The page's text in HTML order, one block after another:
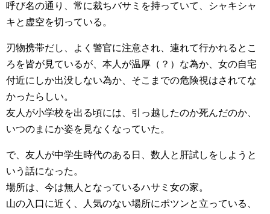
呼び名の通り、常に裁ちバサミを持っていて、シャキシャ
キと虚空を切っている。
刃物携帯だし、よく警官に注意され、連れて行かれるとこ
ろを皆が見ているが、本人が温厚（？）な為か、女の自宅
付近にしか出没しない為か、そこまでの危険視はされてな
かったらしい。
友人が小学校を出る頃には、引っ越したのか死んだのか、
いつのまにか姿を見なくなっていた。
で、友人が中学生時代のある日、数人と肝試しをしようと
いう話になった。
場所は、今は無人となっているハサミ女の家。
山の入口に近く、人気のない場所にポツンと立っている、